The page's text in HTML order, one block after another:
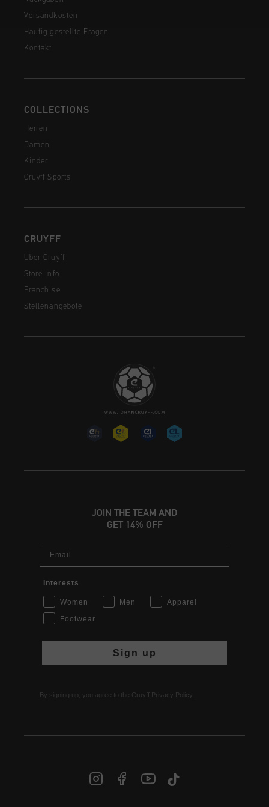
Versandkosten
Häufig gestellte Fragen
Kontakt
COLLECTIONS
Herren
Damen
Kinder
Cruyff Sports
CRUYFF
Über Cruyff
Store Info
Franchise
Stellenangebote
JOIN THE TEAM AND
GET 14% OFF
Interests
Women Men
Apparel
Footwear
Sign up
By signing up, you agree to the Cruyff Privacy Policy